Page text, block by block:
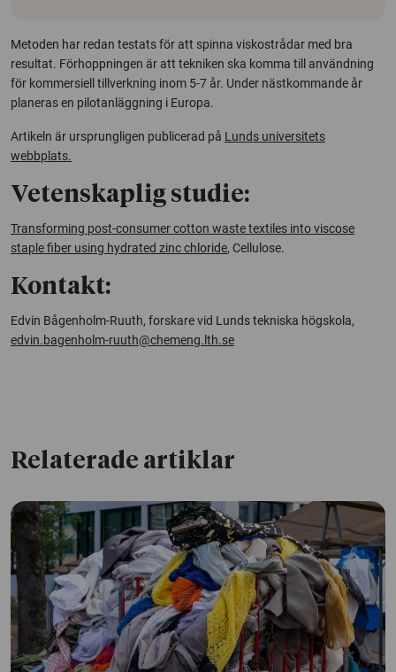
Metoden har redan testats för att spinna viskostrådar med bra
resultat. Förhoppningen är att tekniken ska komma till användning
för kommersiell tillverkning inom 5-7 år. Under nästkommande år
planeras en pilotanläggning i Europa.
Artikeln är ursprungligen publicerad på Lunds universitets
webbplats.
Vetenskaplig studie:
Transforming post-consumer cotton waste textiles into viscose
staple fiber using hydrated zinc chloride, Cellulose.
Kontakt:
Edvin Bågenholm-Ruuth, forskare vid Lunds tekniska högskola,
edvin.bagenholm-ruuth@chemeng.lth.se
Relaterade artiklar